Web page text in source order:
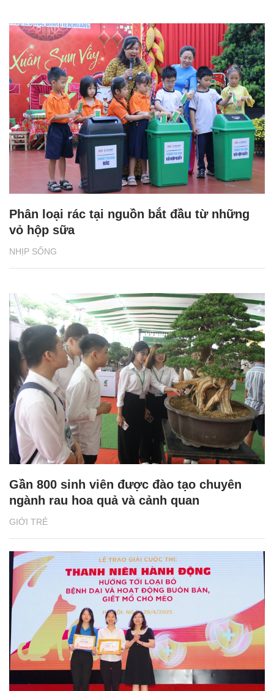
NHỊP SỐNG
Phân loại rác tại nguồn bắt đầu từ những
vỏ hộp sữa
GIỚI TRẺ
Gần 800 sinh viên được đào tạo chuyên
ngành rau hoa quả và cảnh quan